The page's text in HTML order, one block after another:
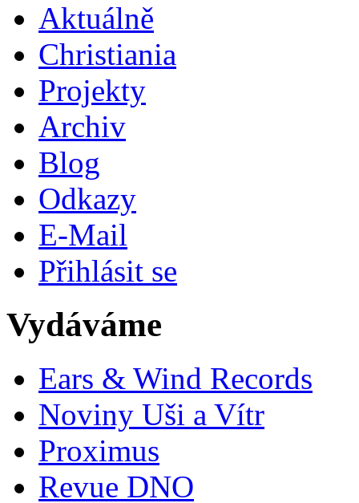
Aktuálně
Christiania
Projekty
Archiv
Blog
Odkazy
E-Mail
Přihlásit se
Vydáváme
Ears & Wind Records
Noviny Uši a Vítr
Proximus
Revue DNO